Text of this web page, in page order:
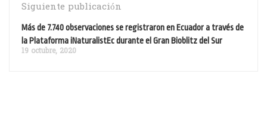
Siguiente publicación
Más de 7.740 observaciones se registraron en Ecuador a través de
la Plataforma iNaturalistEc durante el Gran Bioblitz del Sur
19 octubre, 2020